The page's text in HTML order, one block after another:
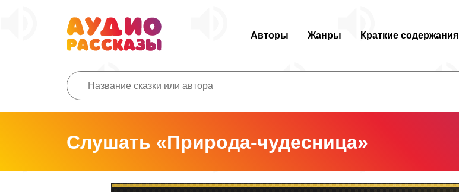
Авторы Жанры Краткие содержания
Слушать «Природа-чудесница»